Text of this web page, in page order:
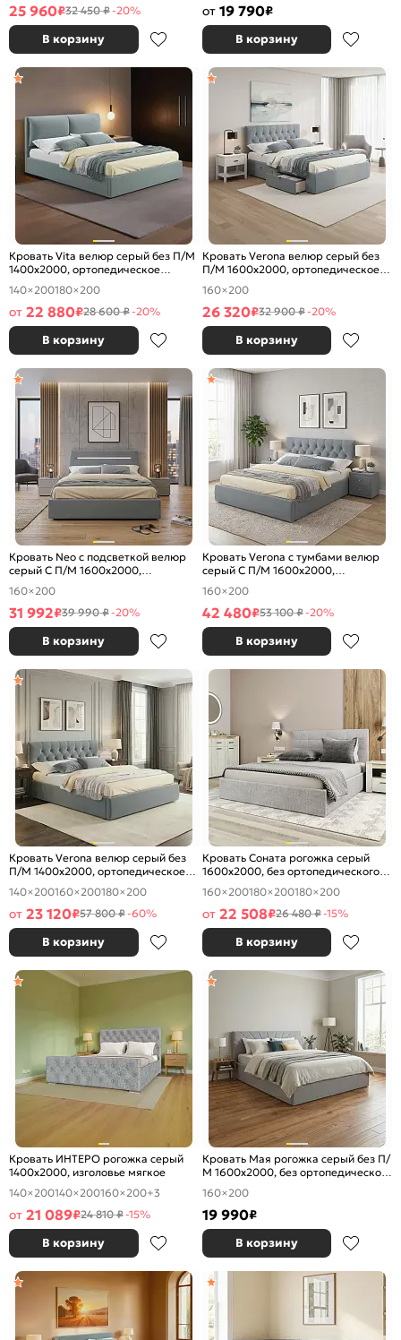
25 960₽32 450 ₽-20%
В корзину
от 19 790₽
В корзину
Кровать Vita велюр серый без П/М
1400x2000, ортопедическое
основание, изголовье мягкое
140×200180×200
от 22 880₽28 600 ₽-20%
В корзину
Кровать Verona велюр серый без
П/М 1600x2000, ортопедическое
основание, изголовье мягкое
160×200
26 320₽32 900 ₽-20%
В корзину
Кровать Neo с подсветкой велюр
серый С П/М 1600x2000,
ортопедическое основание,
изголовье мягкое
160×200
31 992₽39 990 ₽-20%
В корзину
Кровать Verona с тумбами велюр
серый С П/М 1600x2000,
ортопедическое основание,
изголовье мягкое
160×200
42 480₽53 100 ₽-20%
В корзину
Кровать Verona велюр серый без
П/М 1400x2000, ортопедическое
основание, изголовье мягкое
140×200160×200180×200
от 23 120₽57 800 ₽-60%
В корзину
Кровать Соната рогожка серый
1600x2000, без ортопедического
основания, изголовье мягкое
160×200180×200180×200
от 22 508₽26 480 ₽-15%
В корзину
Кровать ИНТЕРО рогожка серый
1400x2000, изголовье мягкое
140×200140×200160×200+3
от 21 089₽24 810 ₽-15%
В корзину
Кровать Мая рогожка серый без П/
М 1600x2000, без ортопедического
основания, изголовье мягкое
160×200
19 990₽
В корзину